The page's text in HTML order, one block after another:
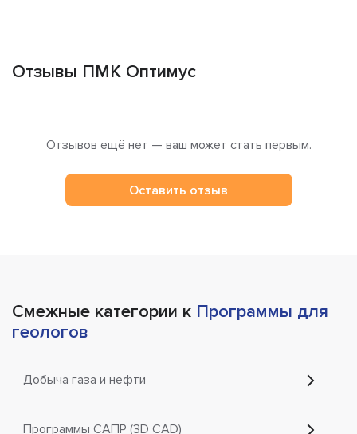
Отзывы ПМК Оптимус
Отзывов ещё нет — ваш может стать первым.
Оставить отзыв
Смежные категории к Программы для
геологов
Добыча газа и нефти
Программы САПР (3D CAD)